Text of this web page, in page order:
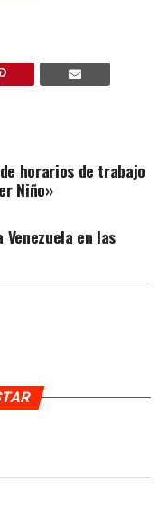
horarios de trabajo
Niño»
en las